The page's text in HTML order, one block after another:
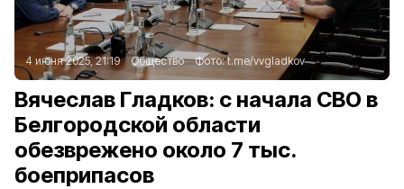
4 июня 2025, 21:19 Общество Фото:t.me/vvgladkov
Вячеслав Гладков: с начала СВО в
Белгородской области
обезврежено около 7 тыс.
боеприпасов